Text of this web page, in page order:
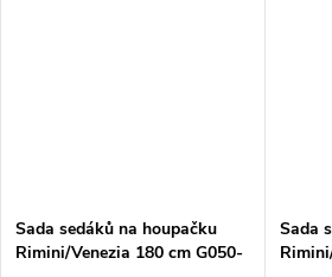
Sada sedáků na houpačku
Rimini/Venezia 180 cm G050-
Sada